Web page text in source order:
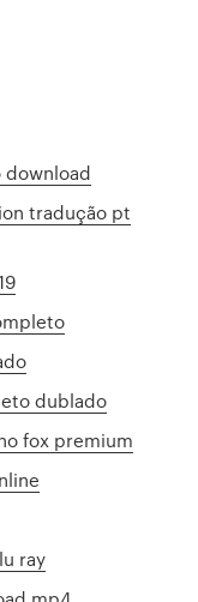
download
tradução pt
dublado
fox premium
ray